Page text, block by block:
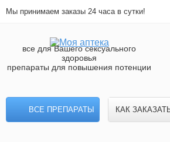
Мы принимаем заказы 24 часа в сутки!
все для Вашего сексуального
здоровья
препараты для повышения потенции
ВСЕ ПРЕПАРАТЫ КАК